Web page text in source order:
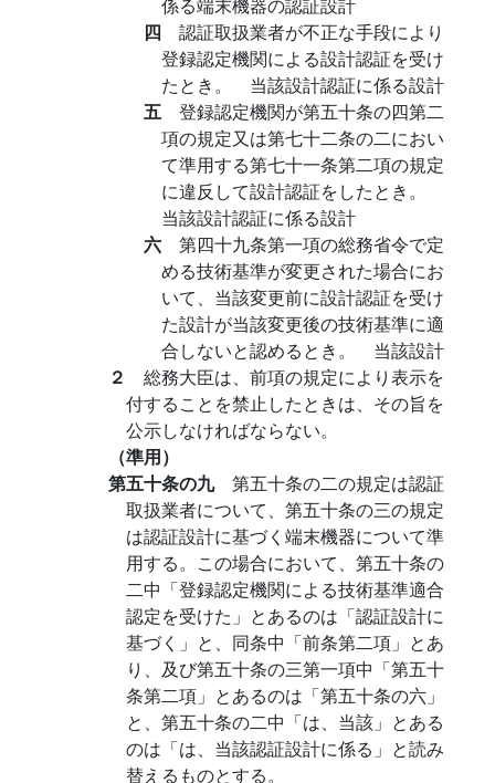
四 認証取扱業者が不正な手段により
登録認定機関による設計認証を受け
たとき。 当該設計認証に係る設計
五 登録認定機関が第五十条の四第二
項の規定又は第七十二条の二におい
て準用する第七十一条第二項の規定
に違反して設計認証をしたとき。
当該設計認証に係る設計
六 第四十九条第一項の総務省令で定
める技術基準が変更された場合にお
いて、当該変更前に設計認証を受け
た設計が当該変更後の技術基準に適
合しないと認めるとき。 当該設計
２ 総務大臣は、前項の規定により表示を
付することを禁止したときは、その旨を
公示しなければならない。
（準用）
第五十条の九 第五十条の二の規定は認証
取扱業者について、第五十条の三の規定
は認証設計に基づく端末機器について準
用する。この場合において、第五十条の
二中「登録認定機関による技術基準適合
認定を受けた」とあるのは「認証設計に
基づく」と、同条中「前条第二項」とあ
り、及び第五十条の三第一項中「第五十
条第二項」とあるのは「第五十条の六」
と、第五十条の二中「は、当該」とある
のは「は、当該認証設計に係る」と読み
替えるものとする。